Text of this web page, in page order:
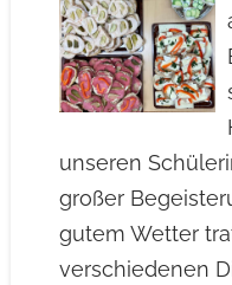
unseren
großer
gutem Wetter
verschiedenen